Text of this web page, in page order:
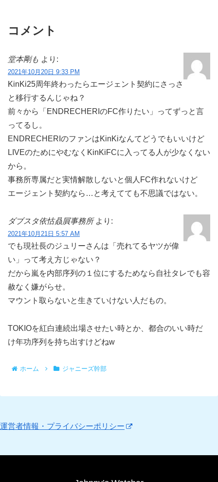
コメント
堂本剛も より:
2021年10月20日 9:33 PM
KinKi25周年終わったらエージェント契約にさっさ
と移行するんじゃね？
前々から「ENDRECHERIのFC作りたい」ってずっと言
ってるし。
ENDRECHERIのファンはKinKiなんてどうでもいいけど
LIVEのためにやむなくKinKiFCに入ってる人が少なくない
から。
事務所専属だと実情解散しないと個人FC作れないけど
エージェント契約なら…と考えてても不思議ではない。
ダブスタ依怙贔屓事務所 より:
2021年10月21日 5:57 AM
でも現社長のジュリーさんは「売れてるヤツが偉
い」って考え方じゃない？
だから嵐を内部序列の１位にするためなら自社タレでも容
赦なく嫌がらせ。
マウント取らないと生きていけない人だもの。
TOKIOを紅白連続出場させたい時とか、都合のいい時だ
け年功序列を持ち出すけどねw
ホーム ジャニーズ幹部
運営者情報・プライバシーポリシー